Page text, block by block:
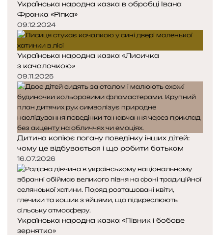
Українська народна казка в обробці Івана
Франка «Ріпка»
09.12.2024
Українська народна казка «Лисичка
з качалочкою»
09.11.2025
Дитина копіює погану поведінку інших дітей:
чому це відбувається і що робити батькам
16.07.2026
Українська народна казка «Півник і бобове
зернятко»